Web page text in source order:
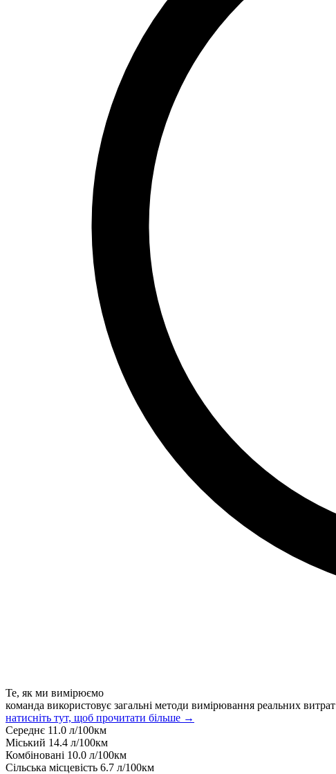
Те, як ми вимірюємо
команда використовує загальні методи вимірювання реальних витрат
натисніть тут, щоб прочитати більше →
Середнє 11.0 л/100км
Міський 14.4 л/100км
Комбіновані 10.0 л/100км
Сільська місцевість 6.7 л/100км